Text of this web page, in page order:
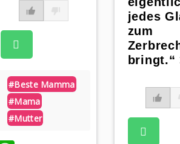
#beste Mamma
#mama
#mutter
jedes
zum
bringt.“